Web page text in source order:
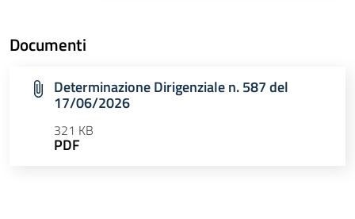
Documenti
Determinazione Dirigenziale n. 587 del
17/06/2026
321 KB
PDF